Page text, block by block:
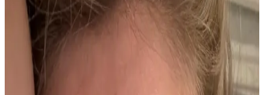
Vichy Stress Terleme Karşıtı Yoğun Kontrol
Deodorantı Günlük Koruma ve Konfor Sağlar
Vichy Stress Terleme Karşıtı Yoğun Kontrol Deodorantı, aşırı
terleme ve kötü kokuları önlerken hassas ciltlere uygun, alkol ve
paraben içermeyen formülüyle gün boyu ferah ve güvenli kullanım